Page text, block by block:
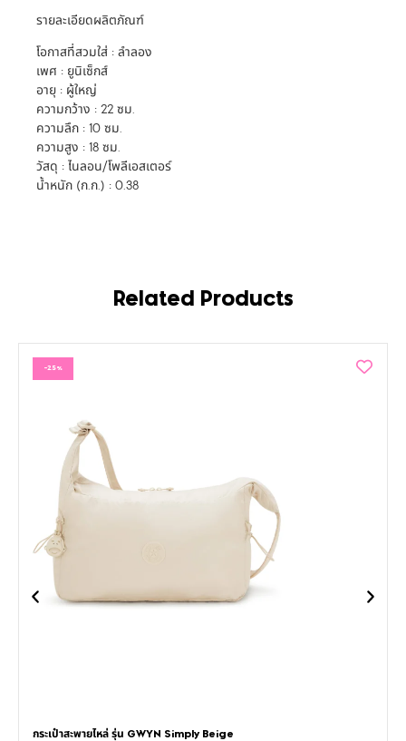
รายละเอียดผลิตภัณฑ์
โอกาสที่สวมใส่ : ลำลอง
เพศ : ยูนิเซ็กส์
อายุ : ผู้ใหญ่
ความกว้าง : 22 ซม.
ความลึก : 10 ซม.
ความสูง : 18 ซม.
วัสดุ : ไนลอน/โพลีเอสเตอร์
น้ำหนัก (ก.ก.) : 0.38
Related Products
-25%
กระเป๋าสะพายไหล่ รุ่น GWYN Simply Beige